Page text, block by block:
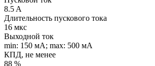
8.5 A
Длительность пускового тока
16 мкс
Выходной ток
min: 150 мA; max: 500 мA
КПД, не менее
88 %